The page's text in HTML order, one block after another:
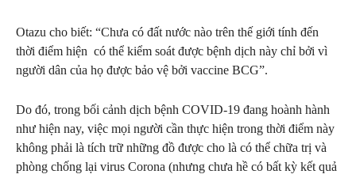
Otazu cho biết: “Chưa có đất nước nào trên thế giới tính đến
thời điểm hiện có thể kiểm soát được bệnh dịch này chỉ bởi vì
người dân của họ được bảo vệ bởi vaccine BCG”.
Do đó, trong bối cảnh dịch bệnh COVID-19 đang hoành hành
như hiện nay, việc mọi người cần thực hiện trong thời điểm này
không phải là tích trữ những đồ được cho là có thể chữa trị và
phòng chống lại virus Corona (nhưng chưa hề có bất kỳ kết quả